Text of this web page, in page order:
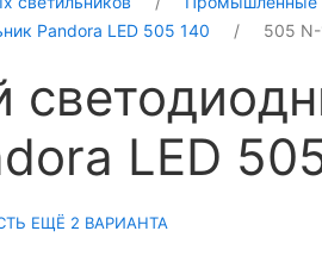
Pandora LED 505 140
505
LED
ЕЩЁ 2 ВАРИАНТА